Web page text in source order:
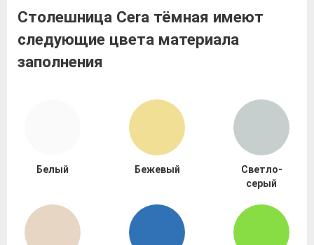
Столешница Cera тёмная имеют
следующие цвета материала
заполнения
Белый Бежевый
Светло-
серый